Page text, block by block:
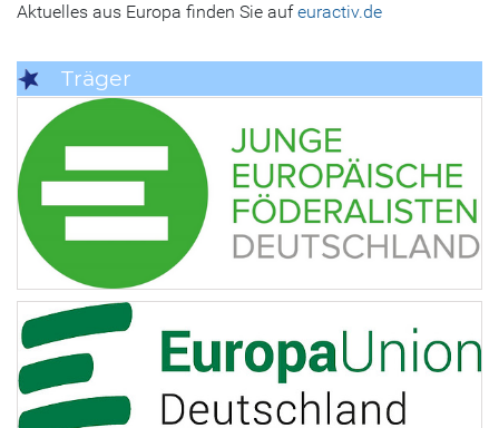
Aktuelles aus Europa finden Sie aufeuractiv.de
Träger